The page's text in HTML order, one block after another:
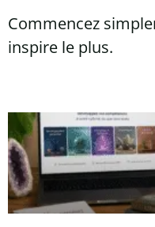
Commencez
inspire le plus.